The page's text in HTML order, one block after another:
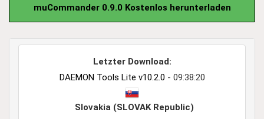
muCommander 0.9.0 Kostenlos herunterladen
Letzter Download:
DAEMON Tools Lite v10.2.0 - 09:38:20
Slovakia (SLOVAK Republic)